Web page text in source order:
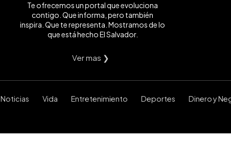
Te ofrecemos un portal que evoluciona
contigo. Que informa, pero también
inspira. Que te representa. Mostramos de lo
que está hecho El Salvador.
Ver mas ❯
Noticias Vida Entretenimiento Deportes Dinero y